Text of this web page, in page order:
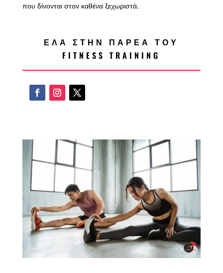
που δίνονται στον καθένα ξεχωριστά.
ΕΛΑ ΣΤΗΝ ΠΑΡΕΑ ΤΟΥ
FITNESS TRAINING